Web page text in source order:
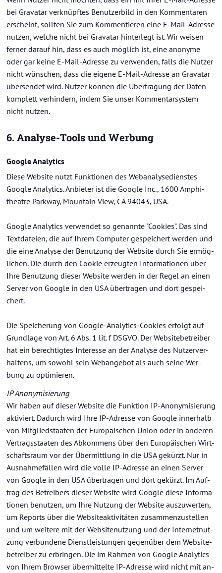
bei Gra­va­tar ver­knüpf­tes Be­nut­zer­bild in den Kom­men­ta­ren
er­scheint, soll­ten Sie zum Kom­men­tie­ren eine E-​Mail-Adresse
nut­zen, wel­che nicht bei Gra­va­tar hin­ter­legt ist. Wir wei­sen
fer­ner dar­auf hin, dass es auch mög­lich ist, eine an­ony­me
oder gar keine E-​Mail-Adresse zu ver­wen­den, falls die Nut­zer
nicht wün­schen, dass die ei­ge­ne E-​Mail-Adresse an Gra­va­tar
über­sen­det wird. Nut­zer kön­nen die Über­tra­gung der Daten
kom­plett ver­hin­dern, indem Sie unser Kom­men­tar­sys­tem
nicht nut­zen.
6. Analyse-​Tools und Wer­bung
Goog­le Ana­ly­tics
Diese Web­site nutzt Funk­tio­nen des Web­ana­ly­se­diens­tes
Goog­le Ana­ly­tics. An­bie­ter ist die Goog­le Inc., 1600 Am­phi­
thea­t­re Park­way, Moun­tain View, CA 94043, USA.
Goog­le Ana­ly­tics ver­wen­det so ge­nann­te "Coo­kies". Das sind
Text­da­tei­en, die auf Ihrem Com­pu­ter ge­spei­chert wer­den und
die eine Ana­ly­se der Be­nut­zung der Web­site durch Sie er­mög­
li­chen. Die durch den Coo­kie er­zeug­ten In­for­ma­tio­nen über
Ihre Be­nut­zung die­ser Web­site wer­den in der Regel an einen
Ser­ver von Goog­le in den USA über­tra­gen und dort ge­spei­
chert.
Die Spei­che­rung von Google-​Analytics-Cookies er­folgt auf
Grund­la­ge von Art. 6 Abs. 1 lit. f DSGVO. Der Web­site­be­trei­ber
hat ein be­rech­tig­tes In­ter­es­se an der Ana­ly­se des Nut­zer­ver­
hal­tens, um so­wohl sein Web­an­ge­bot als auch seine Wer­
bung zu op­ti­mie­ren.
IP An­ony­mi­sie­rung
Wir haben auf die­ser Web­site die Funk­ti­on IP-​Anonymisierung
ak­ti­viert. Da­durch wird Ihre IP-​Adresse von Goog­le in­ner­halb
von Mit­glied­staa­ten der Eu­ro­päi­schen Union oder in an­de­ren
Ver­trags­staa­ten des Ab­kom­mens über den Eu­ro­päi­schen Wirt­
schafts­raum vor der Über­mitt­lung in die USA ge­kürzt. Nur in
Aus­nah­me­fäl­len wird die volle IP-​Adresse an einen Ser­ver
von Goog­le in den USA über­tra­gen und dort ge­kürzt. Im Auf­
trag des Be­trei­bers die­ser Web­site wird Goog­le diese In­for­ma­
tio­nen be­nut­zen, um Ihre Nut­zung der Web­site aus­zu­wer­ten,
um Re­ports über die Web­siteak­ti­vi­tä­ten zu­sam­men­zu­stel­len
und um wei­te­re mit der Web­site­nut­zung und der In­ter­net­nut­
zung ver­bun­de­ne Dienst­leis­tun­gen ge­gen­über dem Web­site­
be­trei­ber zu er­brin­gen. Die im Rah­men von Goog­le Ana­ly­tics
von Ihrem Brow­ser über­mit­tel­te IP-​Adresse wird nicht mit an­